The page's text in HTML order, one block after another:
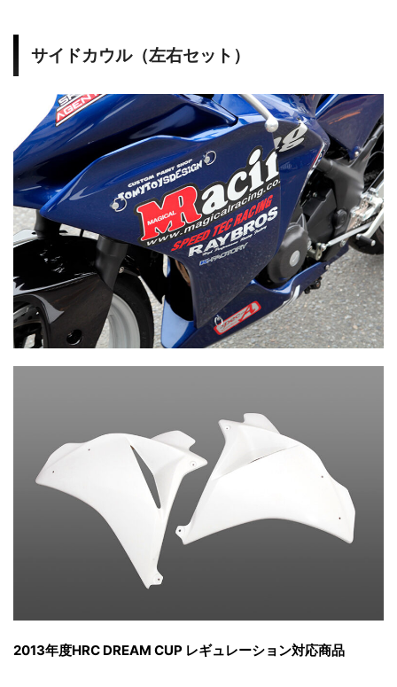
サイドカウル（左右セット）
2013年度HRC DREAM CUP レギュレーション対応商品